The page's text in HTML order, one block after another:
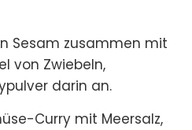
Sesam zusammen mit
von Zwiebeln,
darin an.
Curry mit Meersalz,